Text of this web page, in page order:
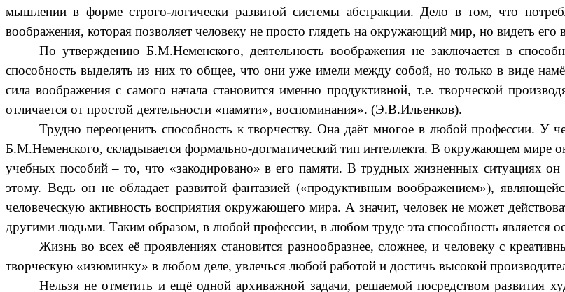
мышлении в форме строго-логически развитой системы абстракции. Дело в том, что
воображения, которая позволяет человеку не просто глядеть на окружающий мир, но видеть
По утверждению Б.М.Неменского, деятельность воображения не заключается в
способность выделять из них то общее, что они уже имели между собой, но только в виде
сила воображения с самого начала становится именно продуктивной, т.е. творческой
отличается от простой деятельности «памяти», воспоминания». (Э.В.Ильенков).
Трудно переоценить способность к творчеству. Она даёт многое в любой профессии.
Б.М.Неменского, складывается формально-догматический тип интеллекта. В окружающем мире
учебных пособий – то, что «закодировано» в его памяти. В трудных жизненных ситуациях он
этому. Ведь он не обладает развитой фантазией («продуктивным воображением»),
человеческую активность восприятия окружающего мира. А значит, человек не может
другими людьми. Таким образом, в любой профессии, в любом труде эта способность является
Жизнь во всех её проявлениях становится разнообразнее, сложнее, и человеку с
творческую «изюминку» в любом деле, увлечься любой работой и достичь высокой
Нельзя не отметить и ещё одной архиважной задачи, решаемой посредством развития